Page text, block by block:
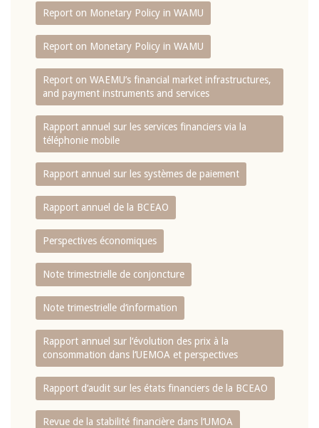
Report on Monetary Policy in WAMU
Report on Monetary Policy in WAMU
Report on WAEMU’s financial market infrastructures,
and payment instruments and services
Rapport annuel sur les services financiers via la
téléphonie mobile
Rapport annuel sur les systèmes de paiement
Rapport annuel de la BCEAO
Perspectives économiques
Note trimestrielle de conjoncture
Note trimestrielle d‘information
Rapport annuel sur l‘évolution des prix à la
consommation dans l‘UEMOA et perspectives
Rapport d‘audit sur les états financiers de la BCEAO
Revue de la stabilité financière dans l‘UMOA